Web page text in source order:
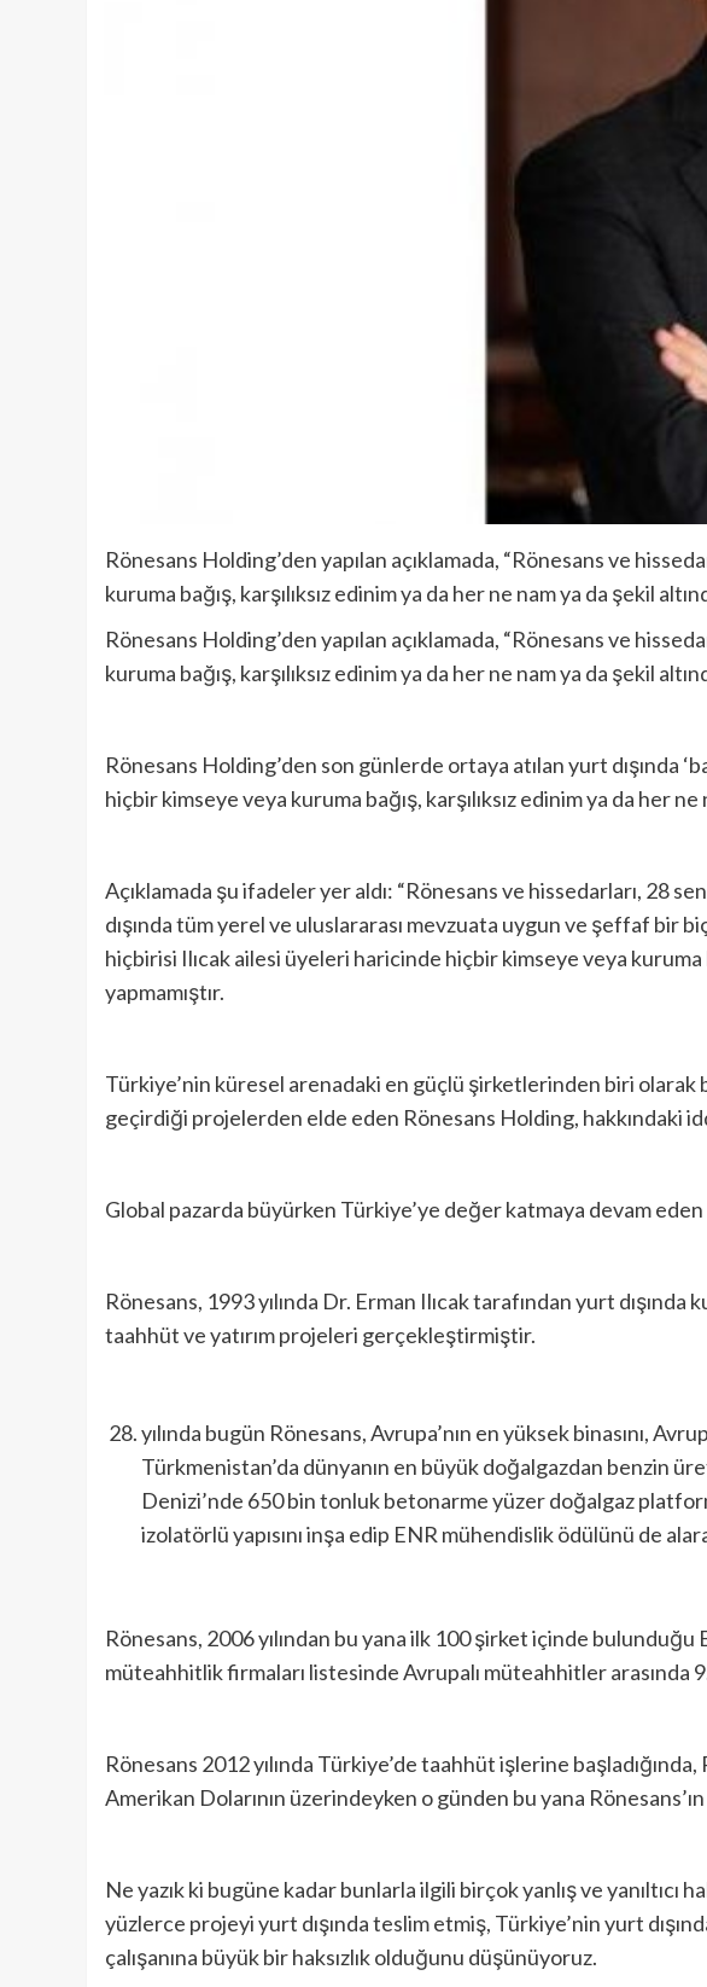
Rönesans Holding’den yapılan açıklamada, “Rönesans ve
kuruma bağış, karşılıksız edinim ya da her ne nam ya da şekil
Rönesans Holding’den yapılan açıklamada, “Rönesans ve
kuruma bağış, karşılıksız edinim ya da her ne nam ya da şekil
Rönesans Holding’den son günlerde ortaya atılan yurt dışında
hiçbir kimseye veya kuruma bağış, karşılıksız edinim ya da her
Açıklamada şu ifadeler yer aldı: “Rönesans ve hissedarları,
dışında tüm yerel ve uluslararası mevzuata uygun ve şeffaf bir
hiçbirisi Ilıcak ailesi üyeleri haricinde hiçbir kimseye veya kuruma
yapmamıştır.
Türkiye’nin küresel arenadaki en güçlü şirketlerinden biri
geçirdiği projelerden elde eden Rönesans Holding, hakkındaki
Global pazarda büyürken Türkiye’ye değer katmaya devam
Rönesans, 1993 yılında Dr. Erman Ilıcak tarafından yurt
taahhüt ve yatırım projeleri gerçekleştirmiştir.
yılında bugün Rönesans, Avrupa’nın en yüksek binasını,
Türkmenistan’da dünyanın en büyük doğalgazdan benzin
Denizi’nde 650 bin tonluk betonarme yüzer doğalgaz
izolatörlü yapısını inşa edip ENR mühendislik ödülünü de
Rönesans, 2006 yılından bu yana ilk 100 şirket içinde
müteahhitlik firmaları listesinde Avrupalı müteahhitler arasında
Rönesans 2012 yılında Türkiye’de taahhüt işlerine
Amerikan Dolarının üzerindeyken o günden bu yana
Ne yazık ki bugüne kadar bunlarla ilgili birçok yanlış ve yanıltıcı
yüzlerce projeyi yurt dışında teslim etmiş, Türkiye’nin yurt
çalışanına büyük bir haksızlık olduğunu düşünüyoruz.